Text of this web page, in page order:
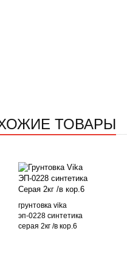
ТОВАРЫ
грунтовка vika
эп-0228 синтетика
серая 2кг /в кор.6